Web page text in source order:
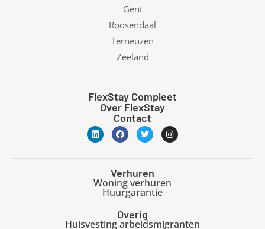
Gent
Roosendaal
Terneuzen
Zeeland
FlexStay Compleet
Over FlexStay
Contact
L
i
n
e
n
F
a
c
b
o
k
T
w
i
t
r
I
n
s
a
a
Verhuren
Woning verhuren
Huurgarantie
Overig
Huisvesting arbeidsmigranten